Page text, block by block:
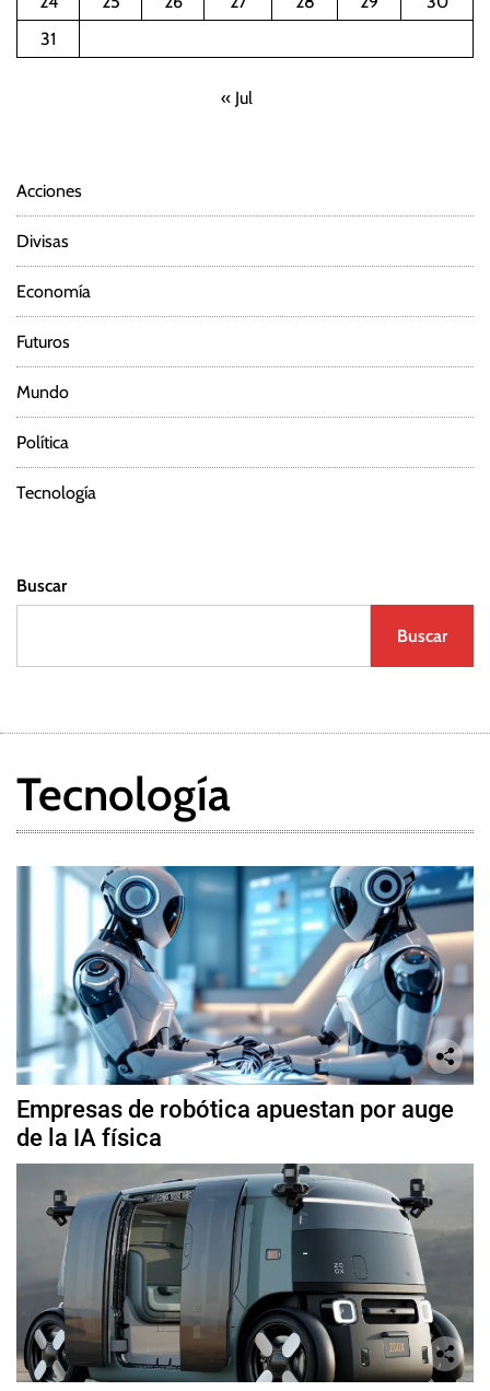
31
« Jul
Acciones
Divisas
Economía
Futuros
Mundo
Política
Tecnología
Buscar
Buscar
Tecnología
Empresas de robótica apuestan por auge
de la IA física